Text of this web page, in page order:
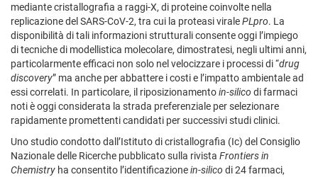
mediante cristallografia a raggi-X, di proteine coinvolte nella
replicazione del SARS-CoV-2, tra cui la proteasi viralePLpro. La
disponibilità di tali informazioni strutturali consente oggi l’impiego
di tecniche di modellistica molecolare, dimostratesi, negli ultimi anni,
particolarmente efficaci non solo nel velocizzare i processi di “drug
discovery” ma anche per abbattere i costi e l’impatto ambientale ad
essi correlati. In particolare, il riposizionamentoin-silico di farmaci
noti è oggi considerata la strada preferenziale per selezionare
rapidamente promettenti candidati per successivi studi clinici.
Uno studio condotto dall’Istituto di cristallografia (Ic) del Consiglio
Nazionale delle Ricerche pubblicato sulla rivista Frontiers in
Chemistry ha consentito l’identificazionein-silico di 24 farmaci,